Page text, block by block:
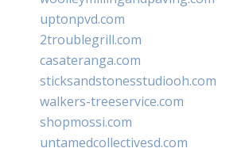
uptonpvd.com
2troublegrill.com
casateranga.com
sticksandstonesstudiooh.com
walkers-treeservice.com
shopmossi.com
untamedcollectivesd.com